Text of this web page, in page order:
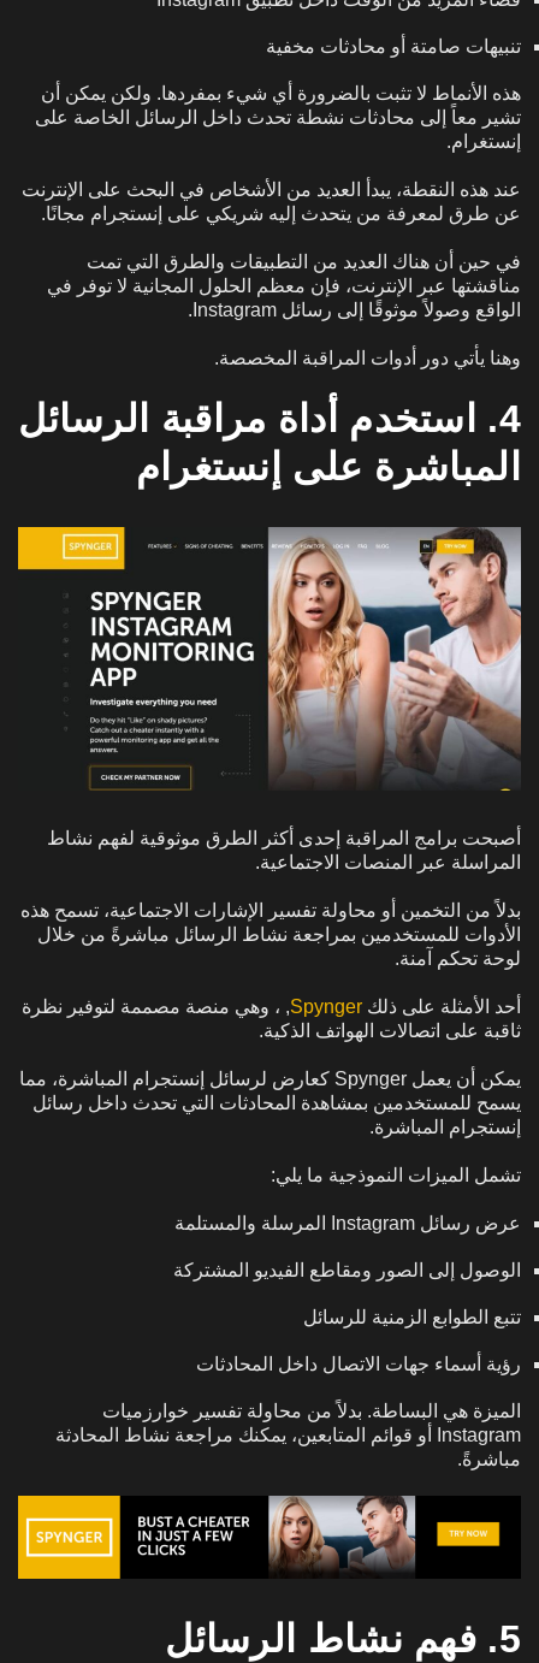
تنبيهات صامتة أو محادثات مخفية
هذه الأنماط لا تثبت بالضرورة أي شيء بمفردها. ولكن يمكن أن
تشير معاً إلى محادثات نشطة تحدث داخل الرسائل الخاصة على
إنستغرام.
عند هذه النقطة، يبدأ العديد من الأشخاص في البحث على الإنترنت
عن طرق لمعرفة من يتحدث إليه شريكي على إنستجرام مجانًا.
في حين أن هناك العديد من التطبيقات والطرق التي تمت
مناقشتها عبر الإنترنت، فإن معظم الحلول المجانية لا توفر في
الواقع وصولاً موثوقًا إلى رسائل Instagram.
وهنا يأتي دور أدوات المراقبة المخصصة.
4. استخدم أداة مراقبة الرسائل
المباشرة على إنستغرام
أصبحت برامج المراقبة إحدى أكثر الطرق موثوقية لفهم نشاط
المراسلة عبر المنصات الاجتماعية.
بدلاً من التخمين أو محاولة تفسير الإشارات الاجتماعية، تسمح هذه
الأدوات للمستخدمين بمراجعة نشاط الرسائل مباشرةً من خلال
لوحة تحكم آمنة.
أحد الأمثلة على ذلك Spynger, ، وهي منصة مصممة لتوفير نظرة
ثاقبة على اتصالات الهواتف الذكية.
يمكن أن يعمل Spynger كعارض لرسائل إنستجرام المباشرة، مما
يسمح للمستخدمين بمشاهدة المحادثات التي تحدث داخل رسائل
إنستجرام المباشرة.
تشمل الميزات النموذجية ما يلي:
عرض رسائل Instagram المرسلة والمستلمة
الوصول إلى الصور ومقاطع الفيديو المشتركة
تتبع الطوابع الزمنية للرسائل
رؤية أسماء جهات الاتصال داخل المحادثات
الميزة هي البساطة. بدلاً من محاولة تفسير خوارزميات
Instagram أو قوائم المتابعين، يمكنك مراجعة نشاط المحادثة
مباشرةً.
5. فهم نشاط الرسائل